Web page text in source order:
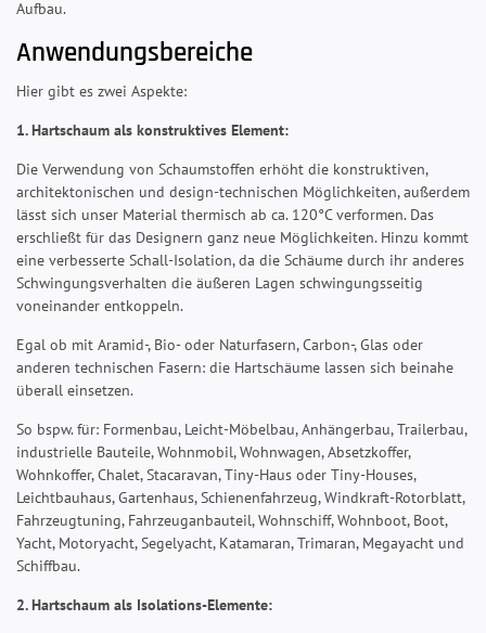
Aufbau.
Anwendungsbereiche
Hier gibt es zwei Aspekte:
1. Hartschaum als konstruktives Element:
Die Verwendung von Schaumstoffen erhöht die konstruktiven,
architektonischen und design-technischen Möglichkeiten, außerdem
lässt sich unser Material thermisch ab ca. 120°C verformen. Das
erschließt für das Designern ganz neue Möglichkeiten. Hinzu kommt
eine verbesserte Schall-Isolation, da die Schäume durch ihr anderes
Schwingungsverhalten die äußeren Lagen schwingungsseitig
voneinander entkoppeln.
Egal ob mit Aramid-, Bio- oder Naturfasern, Carbon-, Glas oder
anderen technischen Fasern: die Hartschäume lassen sich beinahe
überall einsetzen.
So bspw. für: Formenbau, Leicht-Möbelbau, Anhängerbau, Trailerbau,
industrielle Bauteile, Wohnmobil, Wohnwagen, Absetzkoffer,
Wohnkoffer, Chalet, Stacaravan, Tiny-Haus oder Tiny-Houses,
Leichtbauhaus, Gartenhaus, Schienenfahrzeug, Windkraft-Rotorblatt,
Fahrzeugtuning, Fahrzeuganbauteil, Wohnschiff, Wohnboot, Boot,
Yacht, Motoryacht, Segelyacht, Katamaran, Trimaran, Megayacht und
Schiffbau.
2. Hartschaum als Isolations-Elemente: